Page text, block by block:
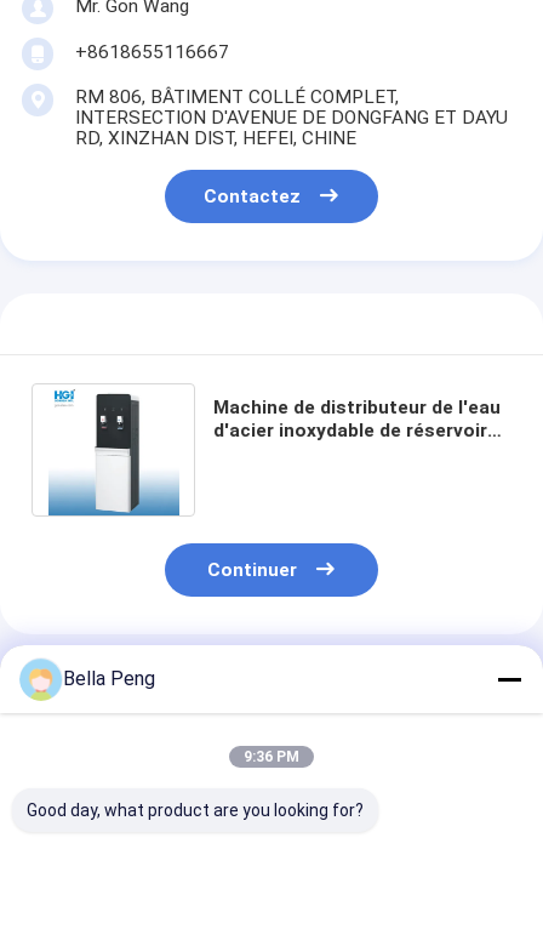
Mr. Gon Wang
+8618655116667
RM 806, BÂTIMENT COLLÉ COMPLET,
INTERSECTION D'AVENUE DE DONGFANG ET DAYU
RD, XINZHAN DIST, HEFEI, CHINE
Contactez
Machine de distributeur de l'eau
d'acier inoxydable de réservoir
Continuer
Produits Recommandés
Bella Peng
9:36 PM
Good day, what product are you looking for?